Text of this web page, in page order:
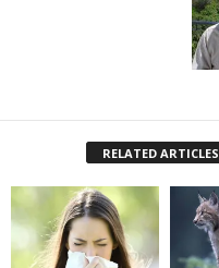
RELATED ARTICLES